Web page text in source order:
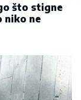
što stigne
niko ne